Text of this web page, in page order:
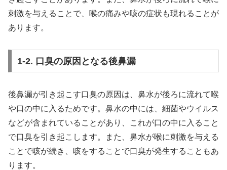
刺激を与えることで、喉の痛みや咳の症状も現れることが
あります。
1-2. 口臭の原因となる後鼻漏
後鼻漏が引き起こす口臭の原因は、鼻水が後ろに流れて喉
や口の中に入るためです。鼻水の中には、細菌やウイルス
などが含まれていることがあり、これが口の中に入ること
で口臭を引き起こします。また、鼻水が喉に刺激を与える
ことで咳が続き、咳をすることで口臭が発生することもあ
ります。